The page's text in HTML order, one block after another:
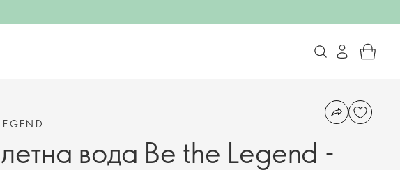
вода Be the Legend -